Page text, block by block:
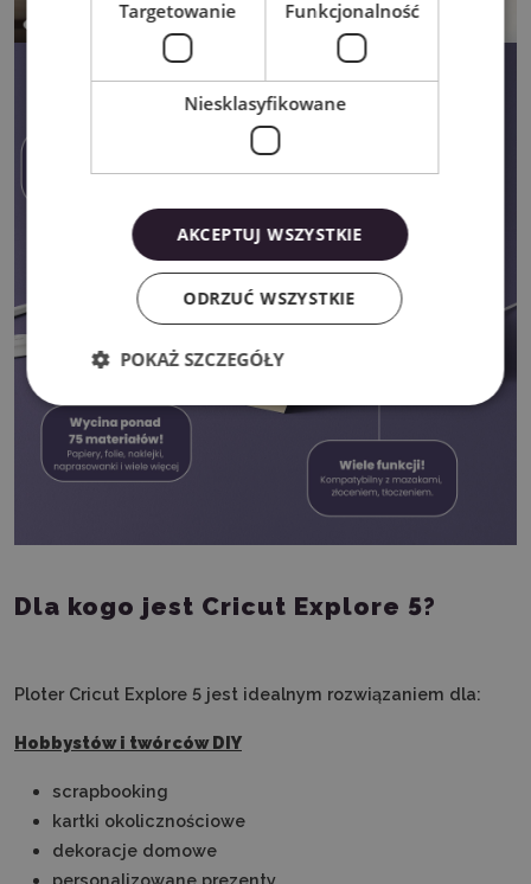
Dla kogo jest Cricut Explore 5?
Ploter Cricut Explore 5 jest idealnym rozwiązaniem dla:
Hobbystów i twórców DIY
scrapbooking
kartki okolicznościowe
dekoracje domowe
personalizowane prezenty
Targetowanie Funkcjonalność
Niesklasyfikowane
AKCEPTUJ WSZYSTKIE
ODRZUĆ WSZYSTKIE
POKAŻ SZCZEGÓŁY